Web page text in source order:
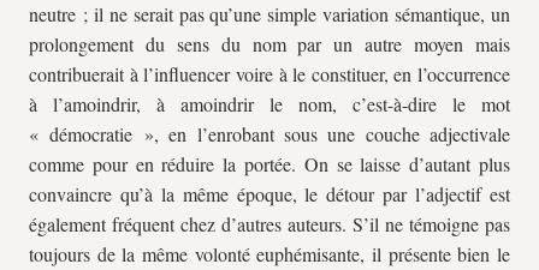
neutre ; il ne serait pas qu’une simple variation sémantique, un
prolongement du sens du nom par un autre moyen mais
contribuerait à l’influencer voire à le constituer, en l’occurrence
à l’amoindrir, à amoindrir le nom, c’est-à-dire le mot
« démocratie », en l’enrobant sous une couche adjectivale
comme pour en réduire la portée. On se laisse d’autant plus
convaincre qu’à la même époque, le détour par l’adjectif est
également fréquent chez d’autres auteurs. S’il ne témoigne pas
toujours de la même volonté euphémisante, il présente bien le